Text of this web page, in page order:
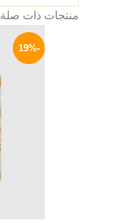
منتجات ذات صلة
-19%